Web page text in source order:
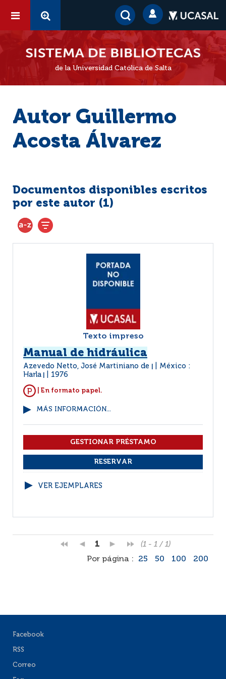
de la Universidad Católica de Salta
Autor Guillermo
Acosta Álvarez
Documentos disponibles escritos
por este autor (1)
Texto impreso
Manual de hidráulica
Azevedo Netto, José Martiniano de
México :
Harla
1976
| En formato papel.
MÁS INFORMACIÓN...
VER EJEMPLARES
1
(1 - 1 / 1)
Por página :
25 50 100 200
Facebook
RSS
Correo